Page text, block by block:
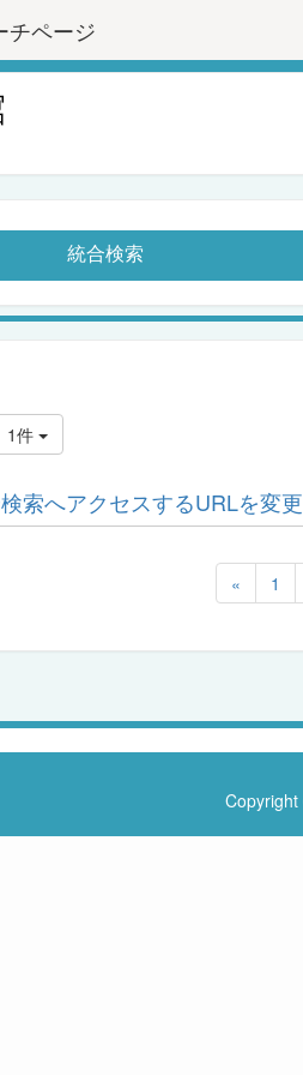
チページ
統合検索
1件
索へアクセスするURLを変更
« 1